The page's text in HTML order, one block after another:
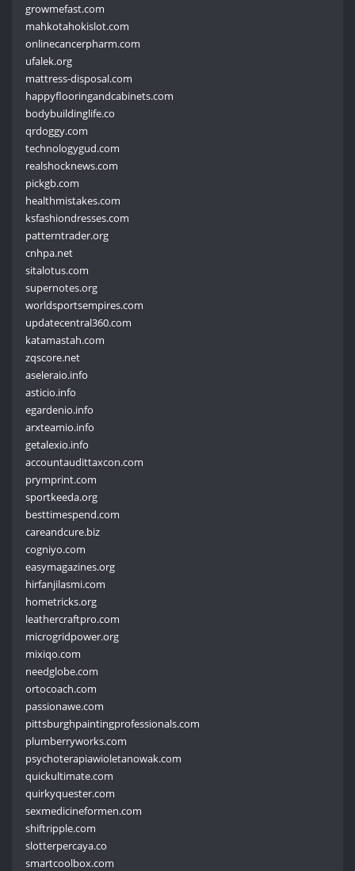
growmefast.com
mahkotahokislot.com
onlinecancerpharm.com
ufalek.org
mattress-disposal.com
happyflooringandcabinets.com
bodybuildinglife.co
qrdoggy.com
technologygud.com
realshocknews.com
pickgb.com
healthmistakes.com
ksfashiondresses.com
patterntrader.org
cnhpa.net
sitalotus.com
supernotes.org
worldsportsempires.com
updatecentral360.com
katamastah.com
zqscore.net
aseleraio.info
asticio.info
egardenio.info
arxteamio.info
getalexio.info
accountaudittaxcon.com
prymprint.com
sportkeeda.org
besttimespend.com
careandcure.biz
cogniyo.com
easymagazines.org
hirfanjilasmi.com
hometricks.org
leathercraftpro.com
microgridpower.org
mixiqo.com
needglobe.com
ortocoach.com
passionawe.com
pittsburghpaintingprofessionals.com
plumberryworks.com
psychoterapiawioletanowak.com
quickultimate.com
quirkyquester.com
sexmedicineformen.com
shiftripple.com
slotterpercaya.co
smartcoolbox.com